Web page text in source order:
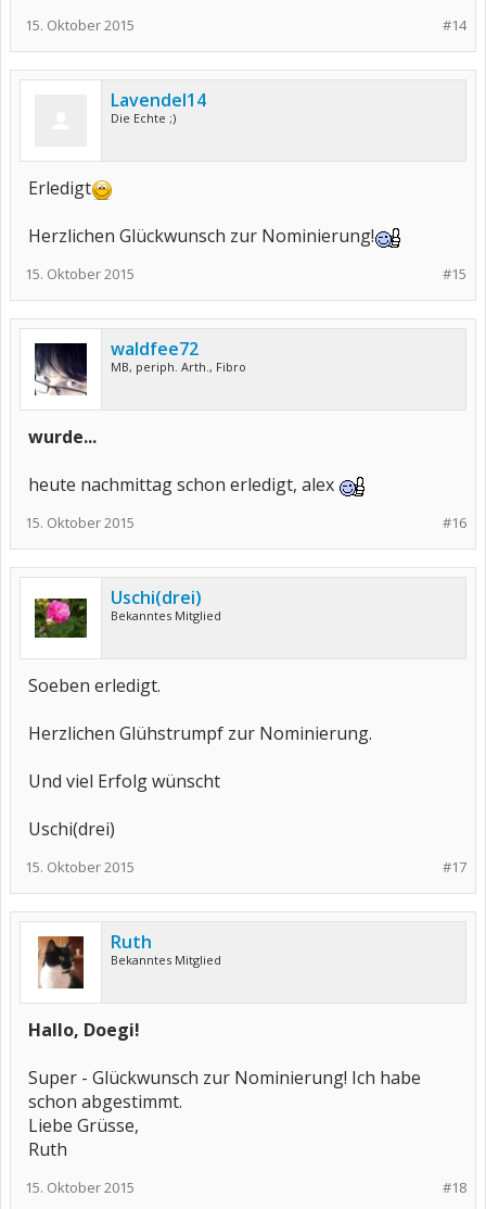
#14
15. Oktober 2015
Lavendel14
Die Echte ;)
Erledigt
Herzlichen Glückwunsch zur Nominierung!
#15
15. Oktober 2015
waldfee72
MB, periph. Arth., Fibro
wurde...
heute nachmittag schon erledigt, alex
#16
15. Oktober 2015
Uschi(drei)
Bekanntes Mitglied
Soeben erledigt.
Herzlichen Glühstrumpf zur Nominierung.
Und viel Erfolg wünscht
Uschi(drei)
#17
15. Oktober 2015
Ruth
Bekanntes Mitglied
Hallo, Doegi!
Super - Glückwunsch zur Nominierung! Ich habe
schon abgestimmt.
Liebe Grüsse,
Ruth
#18
15. Oktober 2015